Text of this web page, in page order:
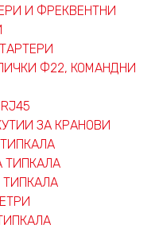
И ФРЕКВЕНТНИ
Ф22, КОМАНДНИ
ЗА КРАНОВИ
ТИПКАЛА